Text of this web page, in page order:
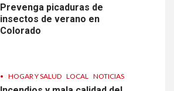
Prevenga picaduras de
insectos de verano en
Colorado
• HOGAR Y SALUD LOCAL NOTICIAS